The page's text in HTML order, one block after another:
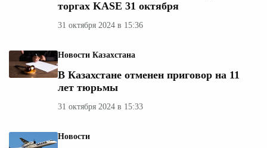
торгах KASE 31 октября
31 октября 2024 в 15:36
Новости Казахстана
В Казахстане отменен приговор на 11
лет тюрьмы
31 октября 2024 в 15:33
Новости